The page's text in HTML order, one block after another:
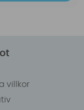
villkor